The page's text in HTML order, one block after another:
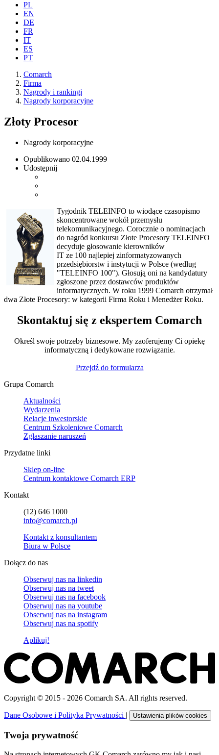
PL
EN
DE
FR
IT
ES
PT
Comarch
Firma
Nagrody i rankingi
Nagrody korporacyjne
Złoty Procesor
Nagrody korporacyjne
Opublikowano 02.04.1999
Udostępnij
Tygodnik TELEINFO to wiodące czasopismo
skoncentrowane wokół przemysłu
telekomunikacyjnego. Corocznie o nominacjach
do nagród konkursu Złote Procesory TELEINFO
decyduje głosowanie kierowników
IT ze 100 najlepiej zinformatyzowanych
przedsiębiorstw i instytucji w Polsce (według
"TELEINFO 100"). Głosują oni na kandydatury
zgłoszone przez dostawców produktów
informatycznych. W roku 1999 Comarch otrzymał
dwa Złote Procesory: w kategorii Firma Roku i Menedżer Roku.
Skontaktuj się z ekspertem Comarch
Określ swoje potrzeby biznesowe. My zaoferujemy Ci opiekę
informatyczną i dedykowane rozwiązanie.
Przejdź do formularza
Grupa Comarch
Aktualności
Wydarzenia
Relacje inwestorskie
Centrum Szkoleniowe Comarch
Zgłaszanie naruszeń
Przydatne linki
Sklep on-line
Centrum kontaktowe Comarch ERP
Kontakt
(12) 646 1000
info@comarch.pl
Kontakt z konsultantem
Biura w Polsce
Dołącz do nas
Obserwuj nas na linkedin
Obserwuj nas na tweet
Obserwuj nas na facebook
Obserwuj nas na youtube
Obserwuj nas na instagram
Obserwuj nas na spotify
Aplikuj!
Copyright © 2015 - 2026 Comarch SA. All rights reserved.
Dane Osobowe i Polityka Prywatności | Ustawienia plików cookies
Twoja prywatność